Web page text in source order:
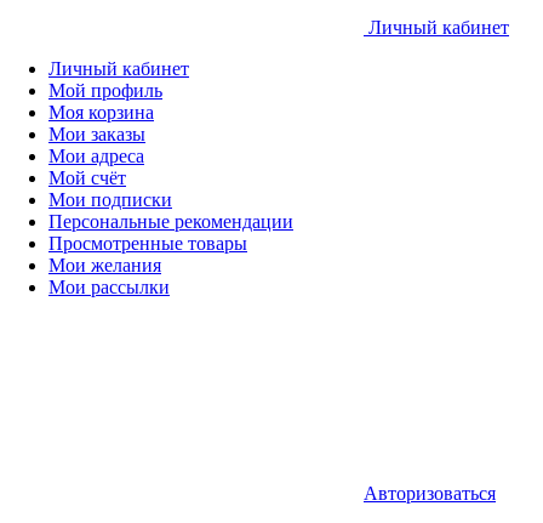
Личный кабинет
Личный кабинет
Мой профиль
Моя корзина
Мои заказы
Мои адреса
Мой счёт
Мои подписки
Персональные рекомендации
Просмотренные товары
Мои желания
Мои рассылки
Авторизоваться